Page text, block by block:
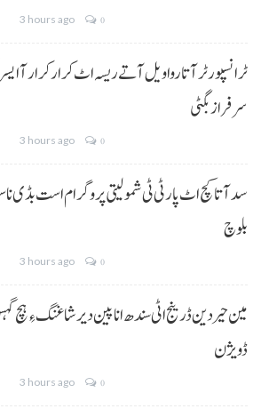
3 hours ago 0
ٹرانسپورٹر آتا روا ویل آتے ریسہ اٹ کرار کرار آ
سرفراز بگٹی
3 hours ago 0
سد آتا کچ اٹ پارٹی ٹی شمولیتی پروگرام است بڈی
بلوچ
3 hours ago 0
مین حیردین ڈرینج اٹی سندھ انا پین دیر شاغنگ ءِ ہچ
ڈویژن
3 hours ago 0